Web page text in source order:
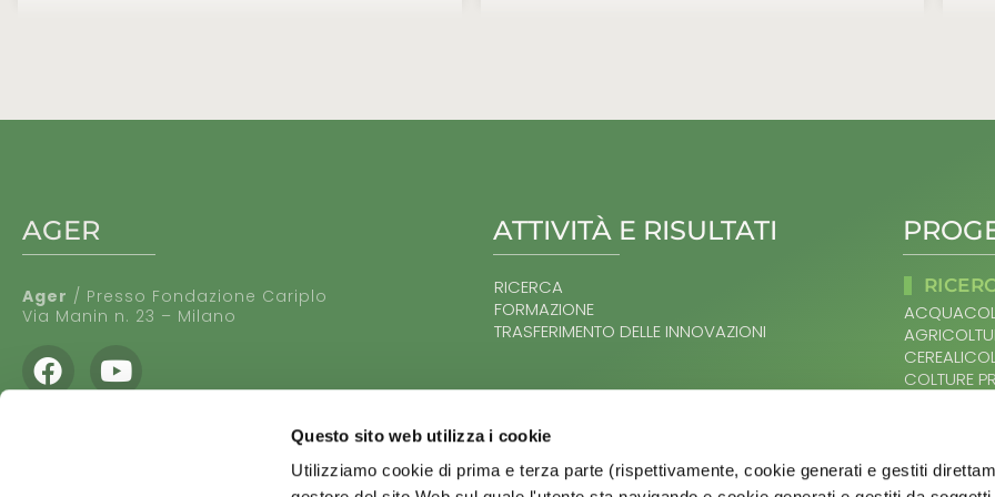
Questo sito web utilizza i cookie
Utilizziamo cookie di prima e terza parte (rispettivamente, cookie generati e gestiti
AGER
Ager / Presso Fondazione Cariplo
Via Manin n. 23 – Milano
Facebook
Youtube
ATTIVITÀ E RISULTATI
RICERCA
FORMAZIONE
TRASFERIMENTO DELLE INNOVAZIONI
HOME
AGER
COLTURE
PRODOTTI